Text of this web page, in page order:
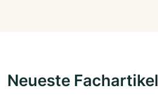
Neueste Fachartikel